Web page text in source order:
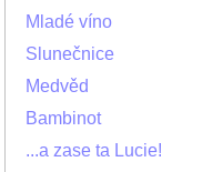
Mladé víno
Slunečnice
Medvěd
Bambinot
...a zase ta Lucie!